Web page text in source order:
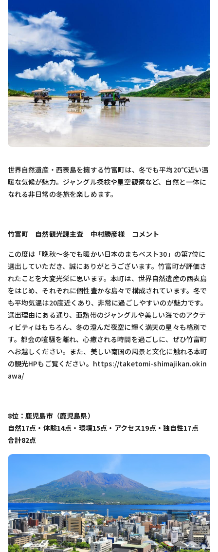
世界自然遺産・西表島を擁する竹富町は、冬でも平均20℃近い温
暖な気候が魅力。ジャングル探検や星空観察など、自然と一体に
なれる非日常の冬旅を楽しめます。
竹富町 自然観光課主査 中村勝彦様 コメント
この度は「晩秋〜冬でも暖かい日本のまちベスト30」の第7位に
選出していただき、誠にありがとうございます。竹富町が評価さ
れたことを大変光栄に思います。本町は、世界自然遺産の西表島
をはじめ、それぞれに個性豊かな島々で構成されています。冬で
も平均気温は20度近くあり、非常に過ごしやすいのが魅力です。
選出理由にある通り、亜熱帯のジャングルや美しい海でのアクテ
ィビティはもちろん、冬の澄んだ夜空に輝く満天の星々も格別で
す。都会の喧騒を離れ、心癒される時間を過ごしに、ぜひ竹富町
へお越しください。また、美しい南国の風景と文化に触れる本町
の観光HPもご覧ください。https://taketomi-shimajikan.okin
awa/
8位：鹿児島市（鹿児島県）
自然17点・体験14点・環境15点・アクセス19点・独自性17点
合計82点